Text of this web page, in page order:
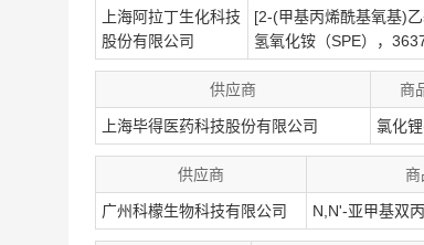
上海阿拉丁生化科技
股份有限公司
[2-(甲基丙烯酰基氧基)
氢氧化铵（SPE），
供应商 商
上海毕得医药科技股份有限公司 氯化
供应商
广州科檬生物科技有限公司 N,N'-亚甲基双